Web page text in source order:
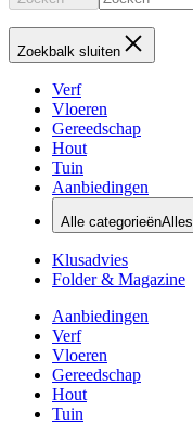
Zoekbalk sluiten
Verf
Vloeren
Gereedschap
Hout
Tuin
Aanbiedingen
Alle categorieënAlles
Klusadvies
Folder & Magazine
Aanbiedingen
Verf
Vloeren
Gereedschap
Hout
Tuin